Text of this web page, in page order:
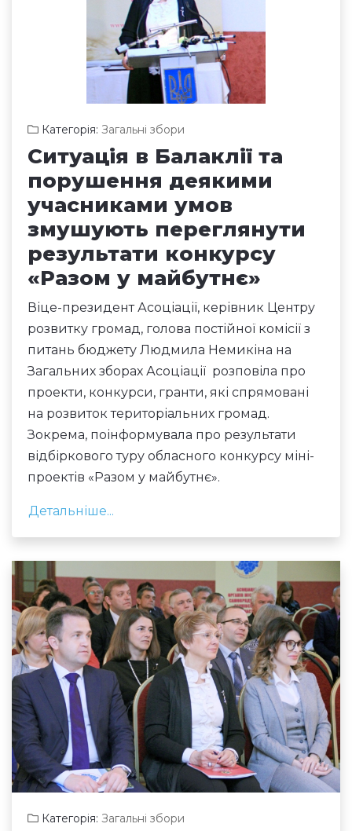
Категорія: Загальні збори
Ситуація в Балаклії та
порушення деякими
учасниками умов
змушують переглянути
результати конкурсу
«Разом у майбутнє»
Віце-президент Асоціації, керівник Центру
розвитку громад, голова постійної комісії з
питань бюджету Людмила Немикіна на
Загальних зборах Асоціації розповіла про
проекти, конкурси, гранти, які спрямовані
на розвиток територіальних громад.
Зокрема, поінформувала про результати
відбіркового туру обласного конкурсу міні-
проектів «Разом у майбутнє».
Детальніше...
Категорія: Загальні збори